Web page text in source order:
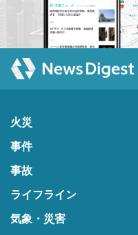
火災
事件
事故
ライフライン
気象・災害